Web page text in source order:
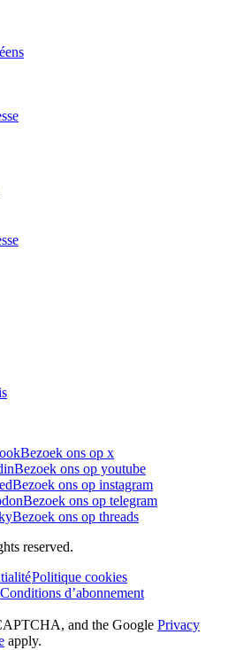
Bezoek ons op x
Bezoek ons op youtube
Bezoek ons op instagram
Bezoek ons op telegram
Bezoek ons op threads
reserved.
Politique cookies
Conditions d’abonnement
and the Google Privacy
apply.